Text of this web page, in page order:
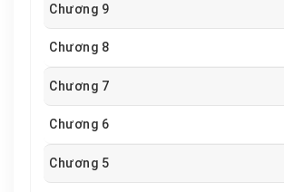
Chương 9
Chương 8
Chương 7
Chương 6
Chương 5